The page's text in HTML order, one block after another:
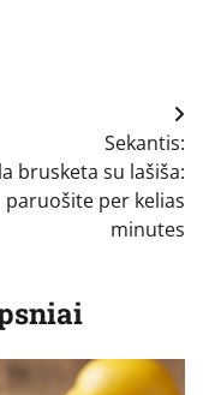
Sekantis:
brusketa su lašiša:
paruošite per kelias
minutes